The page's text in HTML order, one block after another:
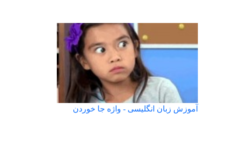
آموزش زبان انگلیسی - واژه جا خوردن